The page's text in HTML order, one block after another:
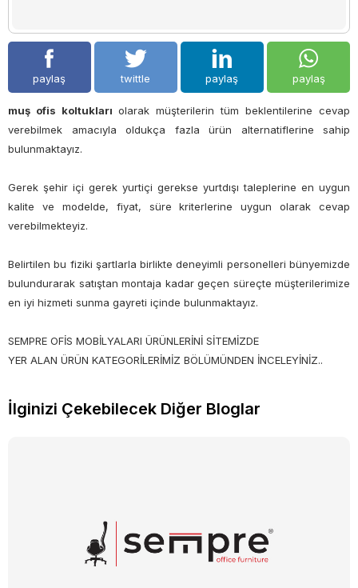
paylaş twittle paylaş paylaş
muş ofis koltukları olarak müşterilerin tüm beklentilerine cevap
verebilmek amacıyla oldukça fazla ürün alternatiflerine sahip
bulunmaktayız.
Gerek şehir içi gerek yurtiçi gerekse yurtdışı taleplerine en uygun
kalite ve modelde, fiyat, süre kriterlerine uygun olarak cevap
verebilmekteyiz.
Belirtilen bu fiziki şartlarla birlikte deneyimli personelleri bünyemizde
bulundurarak satıştan montaja kadar geçen süreçte müşterilerimize
en iyi hizmeti sunma gayreti içinde bulunmaktayız.
SEMPRE OFİS MOBİLYALARI ÜRÜNLERİNİ SİTEMİZDE
YER ALAN ÜRÜN KATEGORİLERİMİZ BÖLÜMÜNDEN İNCELEYİNİZ..
İlginizi Çekebilecek Diğer Bloglar